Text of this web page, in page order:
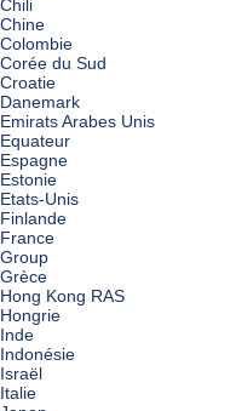
Chili
Chine
Colombie
Corée du Sud
Croatie
Danemark
Emirats Arabes Unis
Equateur
Espagne
Estonie
Etats-Unis
Finlande
France
Group
Grèce
Hong Kong RAS
Hongrie
Inde
Indonésie
Israël
Italie